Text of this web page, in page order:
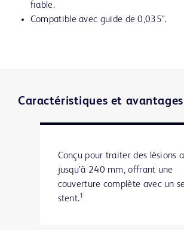
fiable.
Compatible avec guide de 0,035".
Caractéristiques et avantages
Conçu pour traiter des lésions
jusqu’à 240 mm, offrant une
couverture complète avec un
stent.1